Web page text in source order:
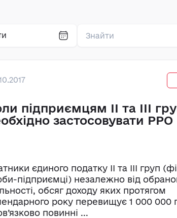
підприємцям ІІ та ІІІ
застосовувати РРО
єдиного податку ІІ та ІІІ груп
підприємці) незалежно від
обсяг доходу яких протягом
року перевищує 1 000 000
повинні ...